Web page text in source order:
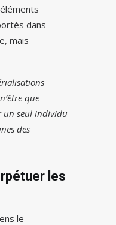
dans
mais
que
un seul individu
des
les
le